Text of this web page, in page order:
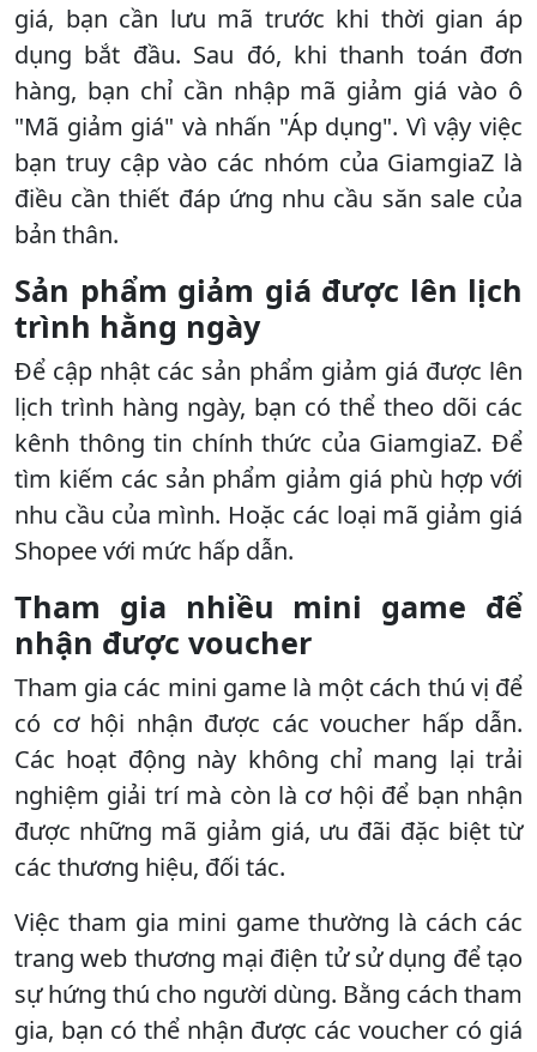
giá, bạn cần lưu mã trước khi thời gian áp
dụng bắt đầu. Sau đó, khi thanh toán đơn
hàng, bạn chỉ cần nhập mã giảm giá vào ô
"Mã giảm giá" và nhấn "Áp dụng". Vì vậy việc
bạn truy cập vào các nhóm của GiamgiaZ là
điều cần thiết đáp ứng nhu cầu săn sale của
bản thân.
Sản phẩm giảm giá được lên lịch
trình hằng ngày
Để cập nhật các sản phẩm giảm giá được lên
lịch trình hàng ngày, bạn có thể theo dõi các
kênh thông tin chính thức của GiamgiaZ. Để
tìm kiếm các sản phẩm giảm giá phù hợp với
nhu cầu của mình. Hoặc các loại mã giảm giá
Shopee với mức hấp dẫn.
Tham gia nhiều mini game để
nhận được voucher
Tham gia các mini game là một cách thú vị để
có cơ hội nhận được các voucher hấp dẫn.
Các hoạt động này không chỉ mang lại trải
nghiệm giải trí mà còn là cơ hội để bạn nhận
được những mã giảm giá, ưu đãi đặc biệt từ
các thương hiệu, đối tác.
Việc tham gia mini game thường là cách các
trang web thương mại điện tử sử dụng để tạo
sự hứng thú cho người dùng. Bằng cách tham
gia, bạn có thể nhận được các voucher có giá